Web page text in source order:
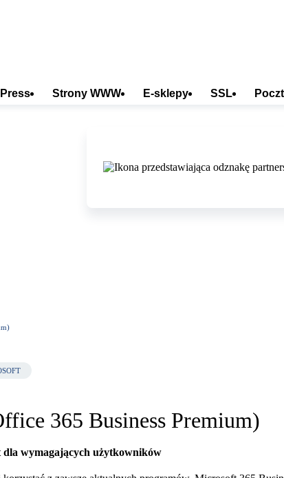
Strony WWW E-sklepy SSL
365 Business Premium)
dla wymagających użytkowników